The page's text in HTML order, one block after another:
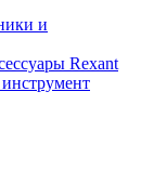
и
Rexant